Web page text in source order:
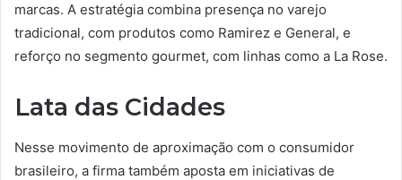
marcas. A estratégia combina presença no varejo
tradicional, com produtos como Ramirez e General, e
reforço no segmento gourmet, com linhas como a La Rose.
Lata das Cidades
Nesse movimento de aproximação com o consumidor
brasileiro, a firma também aposta em iniciativas de